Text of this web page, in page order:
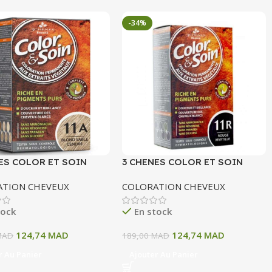
COLOR ET SOIN
SABLE CENDRE 135
CHEVEUX
124,74 MAD
-34%
3 CHENES COLOR ET SOIN
11R ROUGE MYRTILLE 135 ML
COLORATION CHEVEUX
En stock
189,00MAD 124,74 MAD